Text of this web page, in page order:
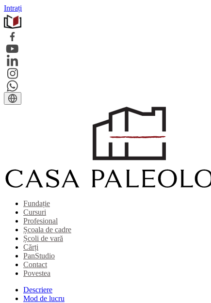
Intrați
Fundație
Cursuri
Profesional
Școala de cadre
Școli de vară
Cărți
PanStudio
Contact
Povestea
Descriere
Mod de lucru